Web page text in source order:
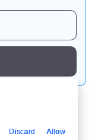
Discard Allow